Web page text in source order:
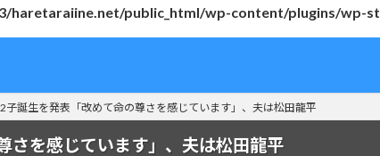
haretaraiine.net/public_html/wp-content/plugins/wp-
誕生を発表「改めて命の尊さを感じています」、夫は松田龍平
さを感じています」、夫は松田龍平